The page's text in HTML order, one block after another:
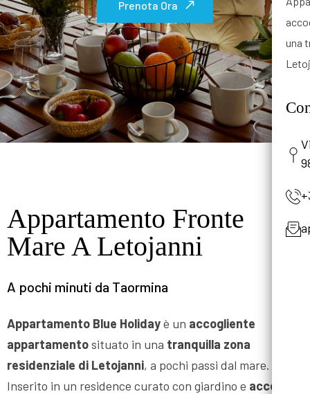
una
Prenota Ora
Scopri Appartamento Blue Holiday
Scopri L'appartamento
Prenota Ora
Scopri Appartamento Blue Holiday
Appartamento Fronte
Mare A Letojanni
A pochi minuti da Taormina
Appartamento Blue Holidayè un accogliente
appartamentosituato in una tranquilla zona
residenziale di Letojanni, a pochi passi dal mare.
Inserito in un residence curato con giardino e accesso